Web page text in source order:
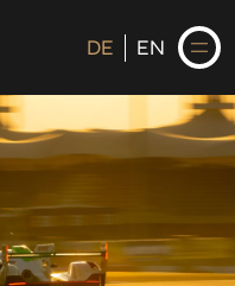
DE EN
DE EN